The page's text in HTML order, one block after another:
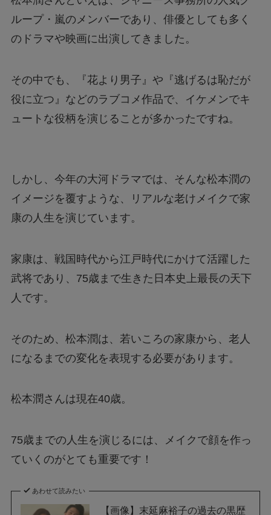
ループ・嵐のメンバーであり、俳優としても多く
のドラマや映画に出演してきました。
その中でも、『花より男子』や『逃げるは恥だが
役に立つ』などのラブコメ作品で、イケメンでキ
ュートな役柄を演じることが多かったですね。
しかし、今年の大河ドラマでは、そんな松本潤の
イメージを覆すような、リアルな老けメイクで家
康の人生を演じています。
家康は、戦国時代から江戸時代にかけて活躍した
武将であり、75歳まで生きた日本史上最長の天下
人です。
そのため、松本潤は、若いころの家康から、老人
になるまでの変化を表現する必要があります。
松本潤さんは現在40歳。
75歳までの人生を演じるには、メイクで顔を作っ
ていくのがとても重要です！
あわせて読みたい
【画像】末延麻裕子の過去の黒歴